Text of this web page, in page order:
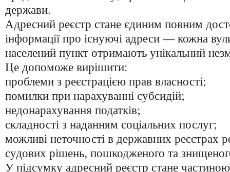
держави.
Адресний реєстр стане єдиним повним
інформації про існуючі адреси — кожна
населений пункт отримають унікальний
Це допоможе вирішити:
проблеми з реєстрацією прав власності;
помилки при нарахуванні субсидій;
недонарахування податків;
складності з наданням соціальних послуг;
можливі неточності в державних реєстрах
судових рішень, пошкодженого та
У підсумку адресний реєстр стане